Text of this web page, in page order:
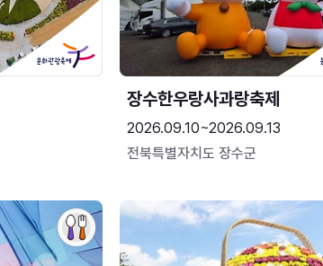
장수한우랑사과랑축제
2026.09.10~2026.09.13
전북특별자치도 장수군